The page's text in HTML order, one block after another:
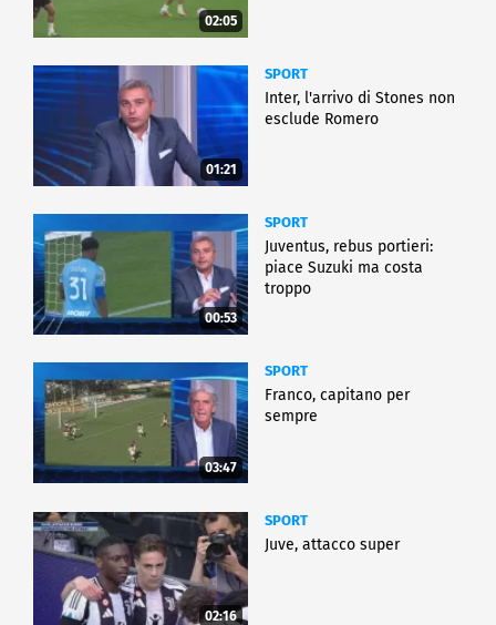
02:05
01:21
SPORT
Inter, l'arrivo di Stones non
esclude Romero
00:53
SPORT
Juventus, rebus portieri:
piace Suzuki ma costa
troppo
03:47
SPORT
Franco, capitano per
sempre
02:16
SPORT
Juve, attacco super